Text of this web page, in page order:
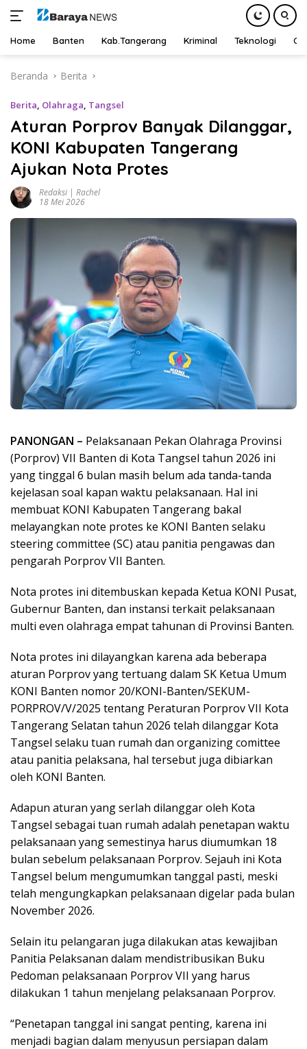
Home Banten Kab.Tangerang Kriminal Teknologi
Beranda Berita
Berita, Olahraga, Tangsel
Aturan Porprov Banyak Dilanggar,
KONI Kabupaten Tangerang
Ajukan Nota Protes
Redaksi | Rachel
18 Mei 2026
PANONGAN – Pelaksanaan Pekan Olahraga Provinsi
(Porprov) VII Banten di Kota Tangsel tahun 2026 ini
yang tinggal 6 bulan masih belum ada tanda-tanda
kejelasan soal kapan waktu pelaksanaan. Hal ini
membuat KONI Kabupaten Tangerang bakal
melayangkan note protes ke KONI Banten selaku
steering committee (SC) atau panitia pengawas dan
pengarah Porprov VII Banten.
Nota protes ini ditembuskan kepada Ketua KONI Pusat,
Gubernur Banten, dan instansi terkait pelaksanaan
multi even olahraga empat tahunan di Provinsi Banten.
Nota protes ini dilayangkan karena ada beberapa
aturan Porprov yang tertuang dalam SK Ketua Umum
KONI Banten nomor 20/KONI-Banten/SEKUM-
PORPROV/V/2025 tentang Peraturan Porprov VII Kota
Tangerang Selatan tahun 2026 telah dilanggar Kota
Tangsel selaku tuan rumah dan organizing comittee
atau panitia pelaksana, hal tersebut juga dibiarkan
oleh KONI Banten.
Adapun aturan yang serlah dilanggar oleh Kota
Tangsel sebagai tuan rumah adalah penetapan waktu
pelaksanaan yang semestinya harus diumumkan 18
bulan sebelum pelaksanaan Porprov. Sejauh ini Kota
Tangsel belum mengumumkan tanggal pasti, meski
telah mengungkapkan pelaksanaan digelar pada bulan
November 2026.
Selain itu pelangaran juga dilakukan atas kewajiban
Panitia Pelaksanan dalam mendistribusikan Buku
Pedoman pelaksanaan Porprov VII yang harus
dilakukan 1 tahun menjelang pelaksanaan Porprov.
“Penetapan tanggal ini sangat penting, karena ini
menjadi bagian dalam menyusun persiapan dalam